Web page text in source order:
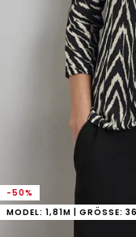
-50%
MODEL: 1,81M | GRÖSSE: 36